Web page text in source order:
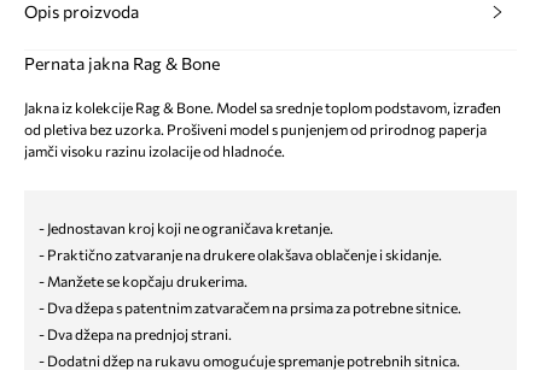
Opis proizvoda
Pernata jakna Rag & Bone
Jakna iz kolekcije Rag & Bone. Model sa srednje toplom podstavom, izrađen
od pletiva bez uzorka. Prošiveni model s punjenjem od prirodnog paperja
jamči visoku razinu izolacije od hladnoće.
- Jednostavan kroj koji ne ograničava kretanje.
- Praktično zatvaranje na drukere olakšava oblačenje i skidanje.
- Manžete se kopčaju drukerima.
- Dva džepa s patentnim zatvaračem na prsima za potrebne sitnice.
- Dva džepa na prednjoj strani.
- Dodatni džep na rukavu omogućuje spremanje potrebnih sitnica.